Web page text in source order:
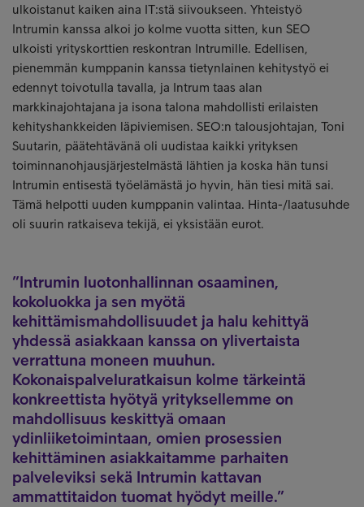
ulkoistanut kaiken aina IT:stä siivoukseen. Yhteistyö
Intrumin kanssa alkoi jo kolme vuotta sitten, kun SEO
ulkoisti yrityskorttien reskontran Intrumille. Edellisen,
pienemmän kumppanin kanssa tietynlainen kehitystyö ei
edennyt toivotulla tavalla, ja Intrum taas alan
markkinajohtajana ja isona talona mahdollisti erilaisten
kehityshankkeiden läpiviemisen. SEO:n talousjohtajan, Toni
Suutarin, päätehtävänä oli uudistaa kaikki yrityksen
toiminnanohjausjärjestelmästä lähtien ja koska hän tunsi
Intrumin entisestä työelämästä jo hyvin, hän tiesi mitä sai.
Tämä helpotti uuden kumppanin valintaa. Hinta-/laatusuhde
oli suurin ratkaiseva tekijä, ei yksistään eurot.
Intrumin luotonhallinnan osaaminen,
kokoluokka ja sen myötä
kehittämismahdollisuudet ja halu kehittyä
yhdessä asiakkaan kanssa on ylivertaista
verrattuna moneen muuhun.
Kokonaispalveluratkaisun kolme tärkeintä
konkreettista hyötyä yrityksellemme on
mahdollisuus keskittyä omaan
ydinliiketoimintaan, omien prosessien
kehittäminen asiakkaitamme parhaiten
palveleviksi sekä Intrumin kattavan
ammattitaidon tuomat hyödyt meille.